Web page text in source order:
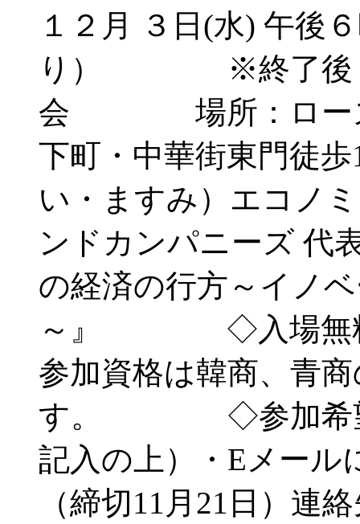
１２月 ３日(水) 午後
り） ※終了後 午
会 場所：ローズ
下町・中華街東門
い・ますみ）エコノ
ンドカンパニーズ
の経済の行方～イノ
～』 ◇入場無料
参加資格は韓商、青
す。 ◇参加希望者
記入の上）・Eメール
（締切11月21日）連